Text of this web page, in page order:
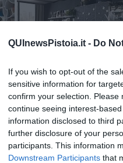
QUInewsPistoia.it - Do
If you wish to opt-out of the
sensitive information for
confirm your selection.
continue seeing interest-
information disclosed to third
further disclosure of your
participants. This information
Downstream Participants that